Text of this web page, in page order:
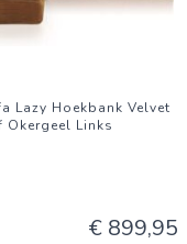
Lazy Hoekbank Velvet
Okergeel Links
€ 899,95